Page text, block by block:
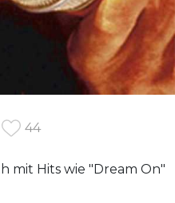
44
mit Hits wie "Dream On"